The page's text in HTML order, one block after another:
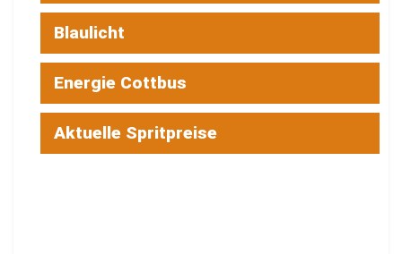
Blaulicht
Energie Cottbus
Aktuelle Spritpreise